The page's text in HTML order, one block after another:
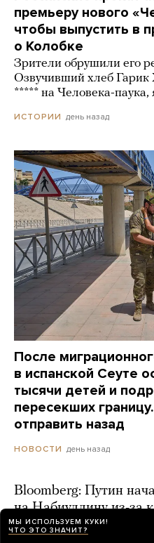
премьеру нового
чтобы выпустить в
о Колобке
Зрители обрушили его
Озвучивший хлеб Гарик
***** на Человека-
ИСТОРИИ день назад
После
в испанской Сеуте
тысячи детей и
пересекших
отправить назад
НОВОСТИ день назад
Bloomberg: Путин
на Набиуллину из-за
2 дня назад
МЫ ИСПОЛЬЗУЕМ КУКИ!
ЧТО ЭТО ЗНАЧИТ?